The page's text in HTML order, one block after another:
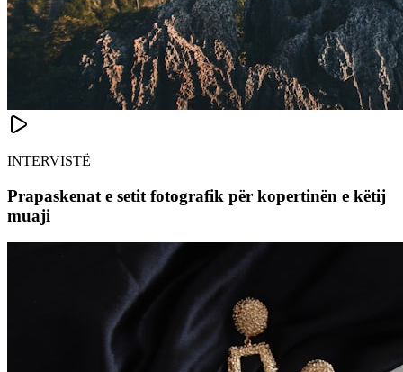
INTERVISTË
Prapaskenat e setit fotografik për kopertinën e këtij
muaji